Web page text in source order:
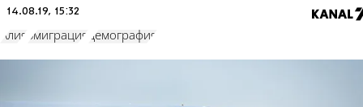
14.08.19, 15:32
Алия эмиграция демография